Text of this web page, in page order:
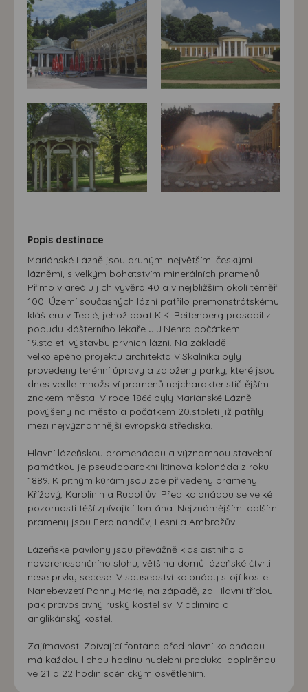
Popis destinace
Mariánské Lázně jsou druhými největšími českými
lázněmi, s velkým bohatstvím minerálních pramenů.
Přímo v areálu jich vyvěrá 40 a v nejbližším okolí téměř
100. Území současných lázní patřilo premonstrátskému
klášteru v Teplé, jehož opat K.K. Reitenberg prosadil z
popudu klášterního lékaře J.J.Nehra počátkem
19.století výstavbu prvních lázní. Na základě
velkolepého projektu architekta V.Skalníka byly
provedeny terénní úpravy a založeny parky, které jsou
dnes vedle množství pramenů nejcharakterističtějším
znakem města. V roce 1866 byly Mariánské Lázně
povýšeny na město a počátkem 20.století již patřily
mezi nejvýznamnější evropská střediska.
Hlavní lázeňskou promenádou a významnou stavební
památkou je pseudobarokní litinová kolonáda z roku
1889. K pitným kúrám jsou zde přivedeny prameny
Křížový, Karolinin a Rudolfův. Před kolonádou se velké
pozornosti těší zpívající fontána. Nejznámějšími dalšími
prameny jsou Ferdinandův, Lesní a Ambrožův.
Lázeňské pavilony jsou převážně klasicistního a
novorenesančního slohu, většina domů lázeňské čtvrti
nese prvky secese. V sousedství kolonády stojí kostel
Nanebevzetí Panny Marie, na západě, za Hlavní třídou
pak pravoslavný ruský kostel sv. Vladimíra a
anglikánský kostel.
Zajímavost: Zpívající fontána před hlavní kolonádou
má každou lichou hodinu hudební produkci doplněnou
ve 21 a 22 hodin scénickým osvětlením.